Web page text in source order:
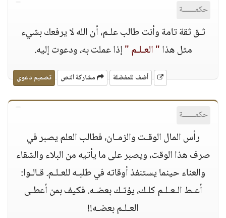
حكمــــــة
ثـق ثقة تامة وأنت طالب علـم، أن الله لا يرفعك بشيء
مثل هذا" العـلـم "إذا عملت به، ودعوت إليه.
أضف للمفضلة مشاركة النص تصميم دعوي
حكمــــــة
رأس المال الوقـت والزمـان، فطالب العلم يصبر في
صرف هذا الوقت، ويصبر على ما يأتيه من البلاء والشقاء
والعناء حينما يستنفذ أوقاته في طلبـه للعـلـم. قـالـوا:
أعـط الـعـلـم كلـك، يؤتـك بعضـه. فكيف بمن أعطـى
العـلـم بعضـه!!